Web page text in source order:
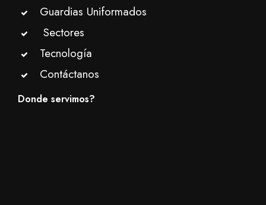
Guardias Uniformados
Sectores
Tecnología
Contáctanos
Donde servimos?